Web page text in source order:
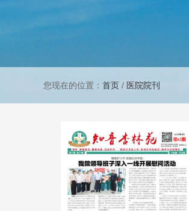
您现在的位置： 首页 / 医院院刊